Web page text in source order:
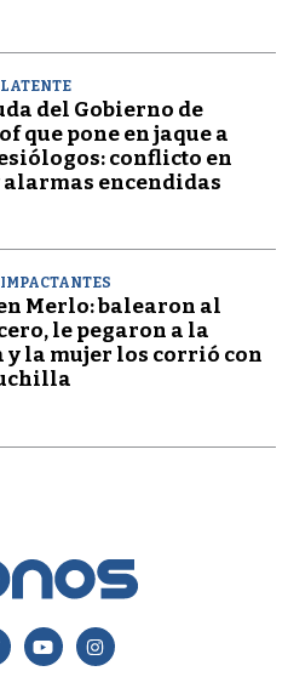
del Gobierno de
que pone en jaque a
conflicto en
alarmas encendidas
Merlo: balearon al
le pegaron a la
y la mujer los corrió con